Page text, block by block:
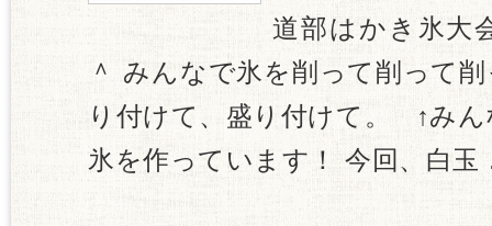
道部はかき氷大
＾ みんなで氷を削って削って
り付けて、盛り付けて。 ↑み
氷を作っています！ 今回、白